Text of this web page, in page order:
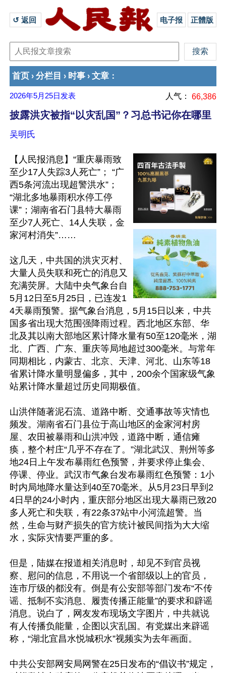
↺ 返回 电子报 正體版
首页 › 分栏目 › 时事 › 文章 ：
2026年5月25日 发表 人气： 66,386
披露洪灾被指“以灾乱国”？习总书记你在哪里
吴明氏
【人民报消息】“重庆暴雨致
至少17人失踪3人死亡”； “广
西5条河流出现超警洪水”；
“湖北多地暴雨积水停工停
课”；湖南省石门县特大暴雨
至少7人死亡、14人失联，金
家河村消失”……
这几天，中共国的洪灾灭村、
大量人员失联和死亡的消息又
充满荧屏。大陆中央气象台自
5月12日至5月25日，已连发1
4天暴雨预警。据气象台消息，5月15日以来，中共
国多省出现大范围强降雨过程。西北地区东部、华
北及其以南大部地区累计降水量有50至120毫米，湖
北、广西、广东、重庆等局地超过300毫米。与常年
同期相比，内蒙古、北京、天津、河北、山东等18
省累计降水量明显偏多，其中，200余个国家级气象
站累计降水量超过历史同期极值。
山洪伴随著泥石流、道路中断、交通事故等灾情也
频发。湖南省石门县位于高山地区的金家河村房
屋、农田被暴雨和山洪冲毁，道路中断，通信瘫
痪，整个村庄“几乎不存在了。”湖北武汉、荆州等多
地24日上午发布暴雨红色预警，并要求停止集会、
停课、停业。武汉市气象台发布暴雨红色预警：1小
时内局地降水量达到40至70毫米。从5月23日早到2
4日早的24小时内，重庆部分地区出现大暴雨已致20
多人死亡和失联，有22条37站中小河流超警。当
然，生命与财产损失的官方统计被民间指为大大缩
水，实际灾情要严重的多。
但是，陆媒在报道相关消息时，却见不到官员视
察、慰问的信息，不用说一个省部级以上的官员，
连市厅级的都没有。倒是有公安部等部门发布“不传
谣、抵制不实消息、履责传播正能量”的要求和辟谣
消息。说白了，网友发布现场文字图片，中共就说
有人传播负能量，企图以灾乱国。有党媒出来辟谣
称，“湖北宜昌水悦城积水”视频实为去年画面。
中共公安部网安局网警在25日发布的“倡议书”规定，